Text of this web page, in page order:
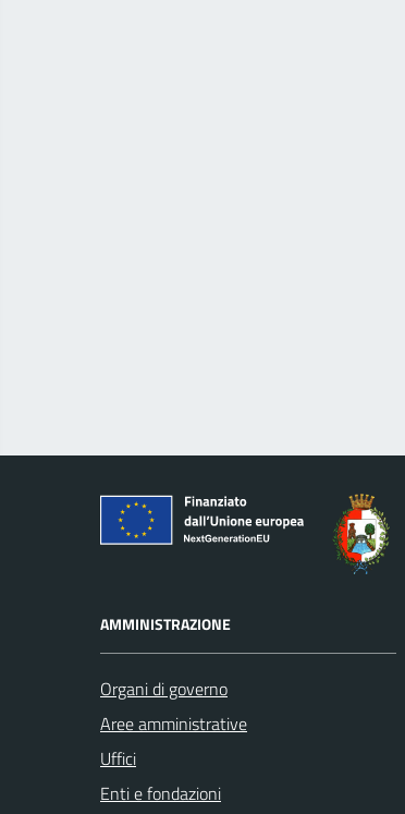
AMMINISTRAZIONE
Organi di governo
Aree amministrative
Uffici
Enti e fondazioni